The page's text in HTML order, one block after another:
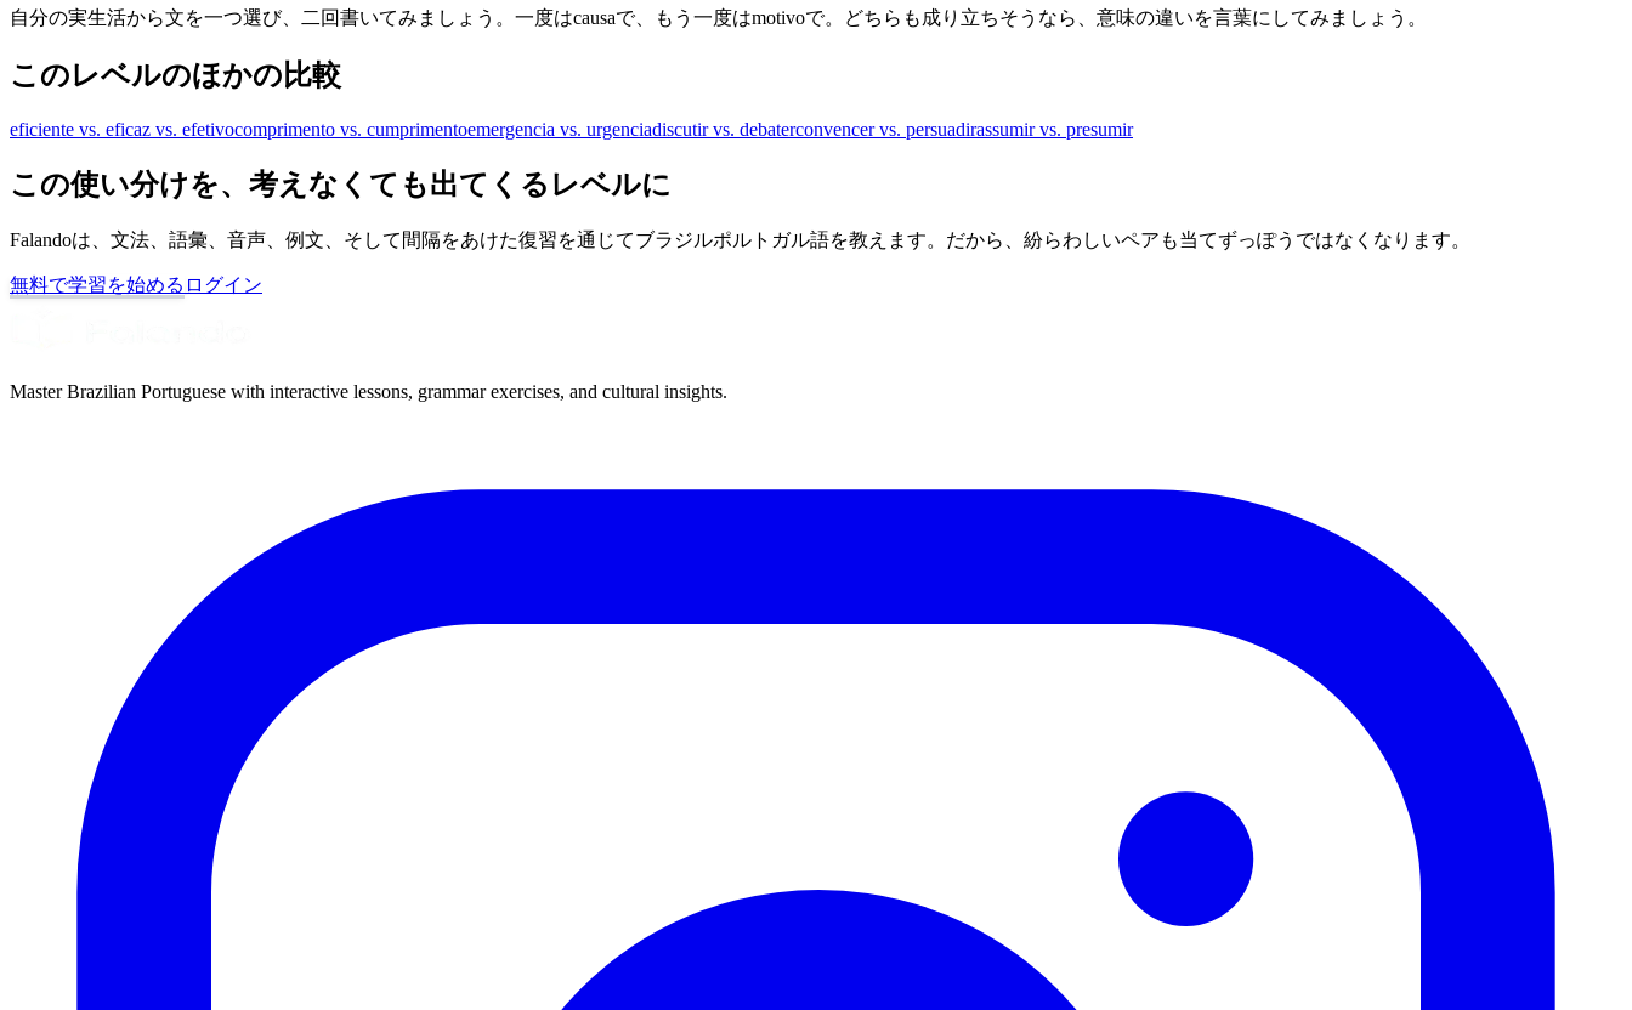
自分の実生活から文を一つ選び、二回書いてみましょう。一度はcausaで、もう一度はmotivoで。どちらも成り立ちそうなら、意味の違いを言葉にしてみましょう。
このレベルのほかの比較
eficiente vs. eficaz vs. efetivocomprimento vs. cumprimentoemergencia vs. urgenciadiscutir vs. debaterconvencer vs. persuadirassumir vs. presumir
この使い分けを、考えなくても出てくるレベルに
Falandoは、文法、語彙、音声、例文、そして間隔をあけた復習を通じてブラジルポルトガル語を教えます。だから、紛らわしいペアも当てずっぽうではなくなります。
無料で学習を始める ログイン
Master Brazilian Portuguese with interactive lessons, grammar exercises, and cultural insights.